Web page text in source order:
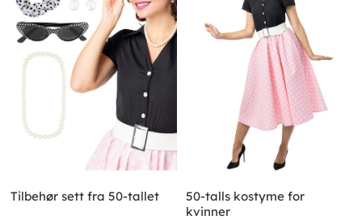
Tilbehør sett fra 50-tallet
50-talls kostyme for
kvinner